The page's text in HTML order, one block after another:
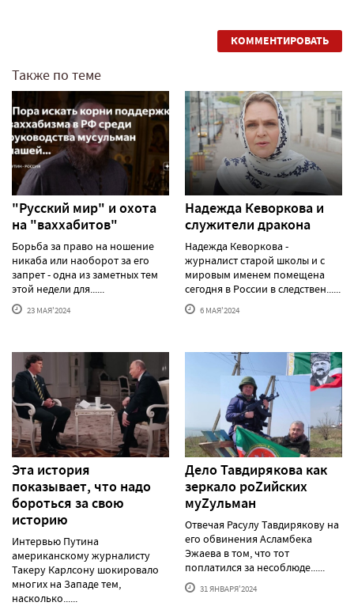
КОММЕНТИРОВАТЬ
Также по теме
"Русский мир" и охота
на "ваххабитов"
Борьба за право на ношение
никаба или наоборот за его
запрет - одна из заметных тем
этой недели для......
23 МАЯ'2024
Надежда Кеворкова и
служители дракона
Надежда Кеворкова -
журналист старой школы и с
мировым именем помещена
сегодня в России в следствен......
6 МАЯ'2024
Эта история
показывает, что надо
бороться за свою
историю
Интервью Путина
американскому журналисту
Такеру Карлсону шокировало
многих на Западе тем,
насколько......
Дело Тавдирякова как
зеркало роZийских
муZульман
Отвечая Расулу Тавдирякову на
его обвинения Асламбека
Эжаева в том, что тот
поплатился за несоблюде......
31 ЯНВАРЯ'2024